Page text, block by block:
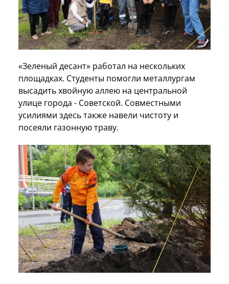
«Зеленый десант» работал на нескольких
площадках. Студенты помогли металлургам
высадить хвойную аллею на центральной
улице города - Советской. Совместными
усилиями здесь также навели чистоту и
посеяли газонную траву.